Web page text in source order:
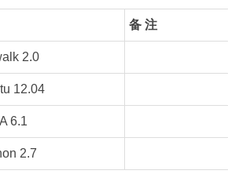
备 注
2.0
12.04
6.1
2.7